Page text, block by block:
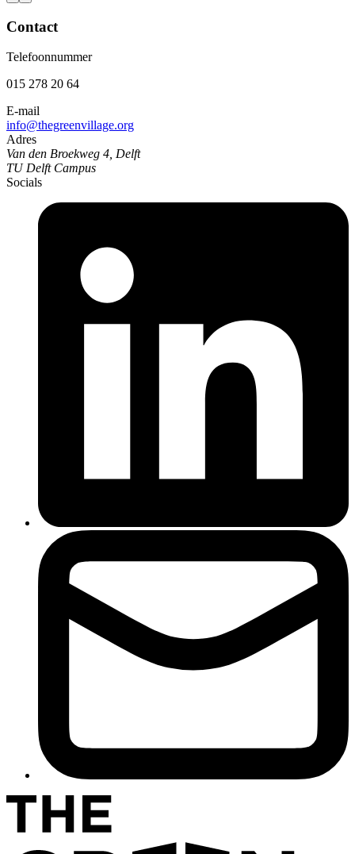
Contact
Telefoonnummer
015 278 20 64
E-mail
info@thegreenvillage.org
Adres
Van den Broekweg 4, Delft
TU Delft Campus
Socials